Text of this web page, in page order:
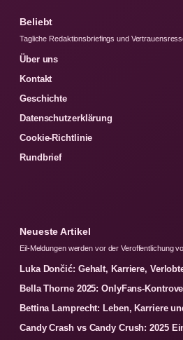
Beliebt
Tagliche Redaktionsbriefings und
Über uns
Kontakt
Geschichte
Datenschutzerklärung
Cookie-Richtlinie
Rundbrief
Neueste Artikel
Eil-Meldungen werden vor der Veroffentlichung
Luka Dončić: Gehalt, Karriere,
Bella Thorne 2025: OnlyFans-
Bettina Lamprecht: Leben, Karriere
Candy Crash vs Candy Crush: 2025